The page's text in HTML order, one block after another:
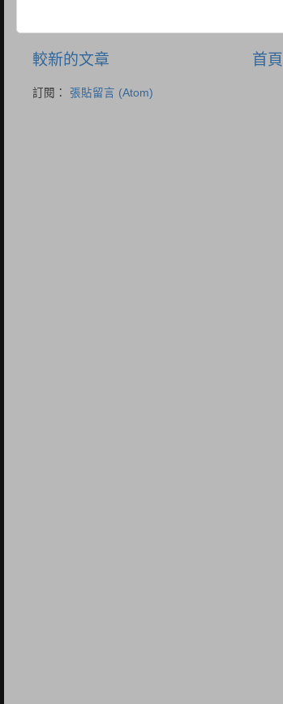
較新的文章 首頁
訂閱： 張貼留言 (Atom)